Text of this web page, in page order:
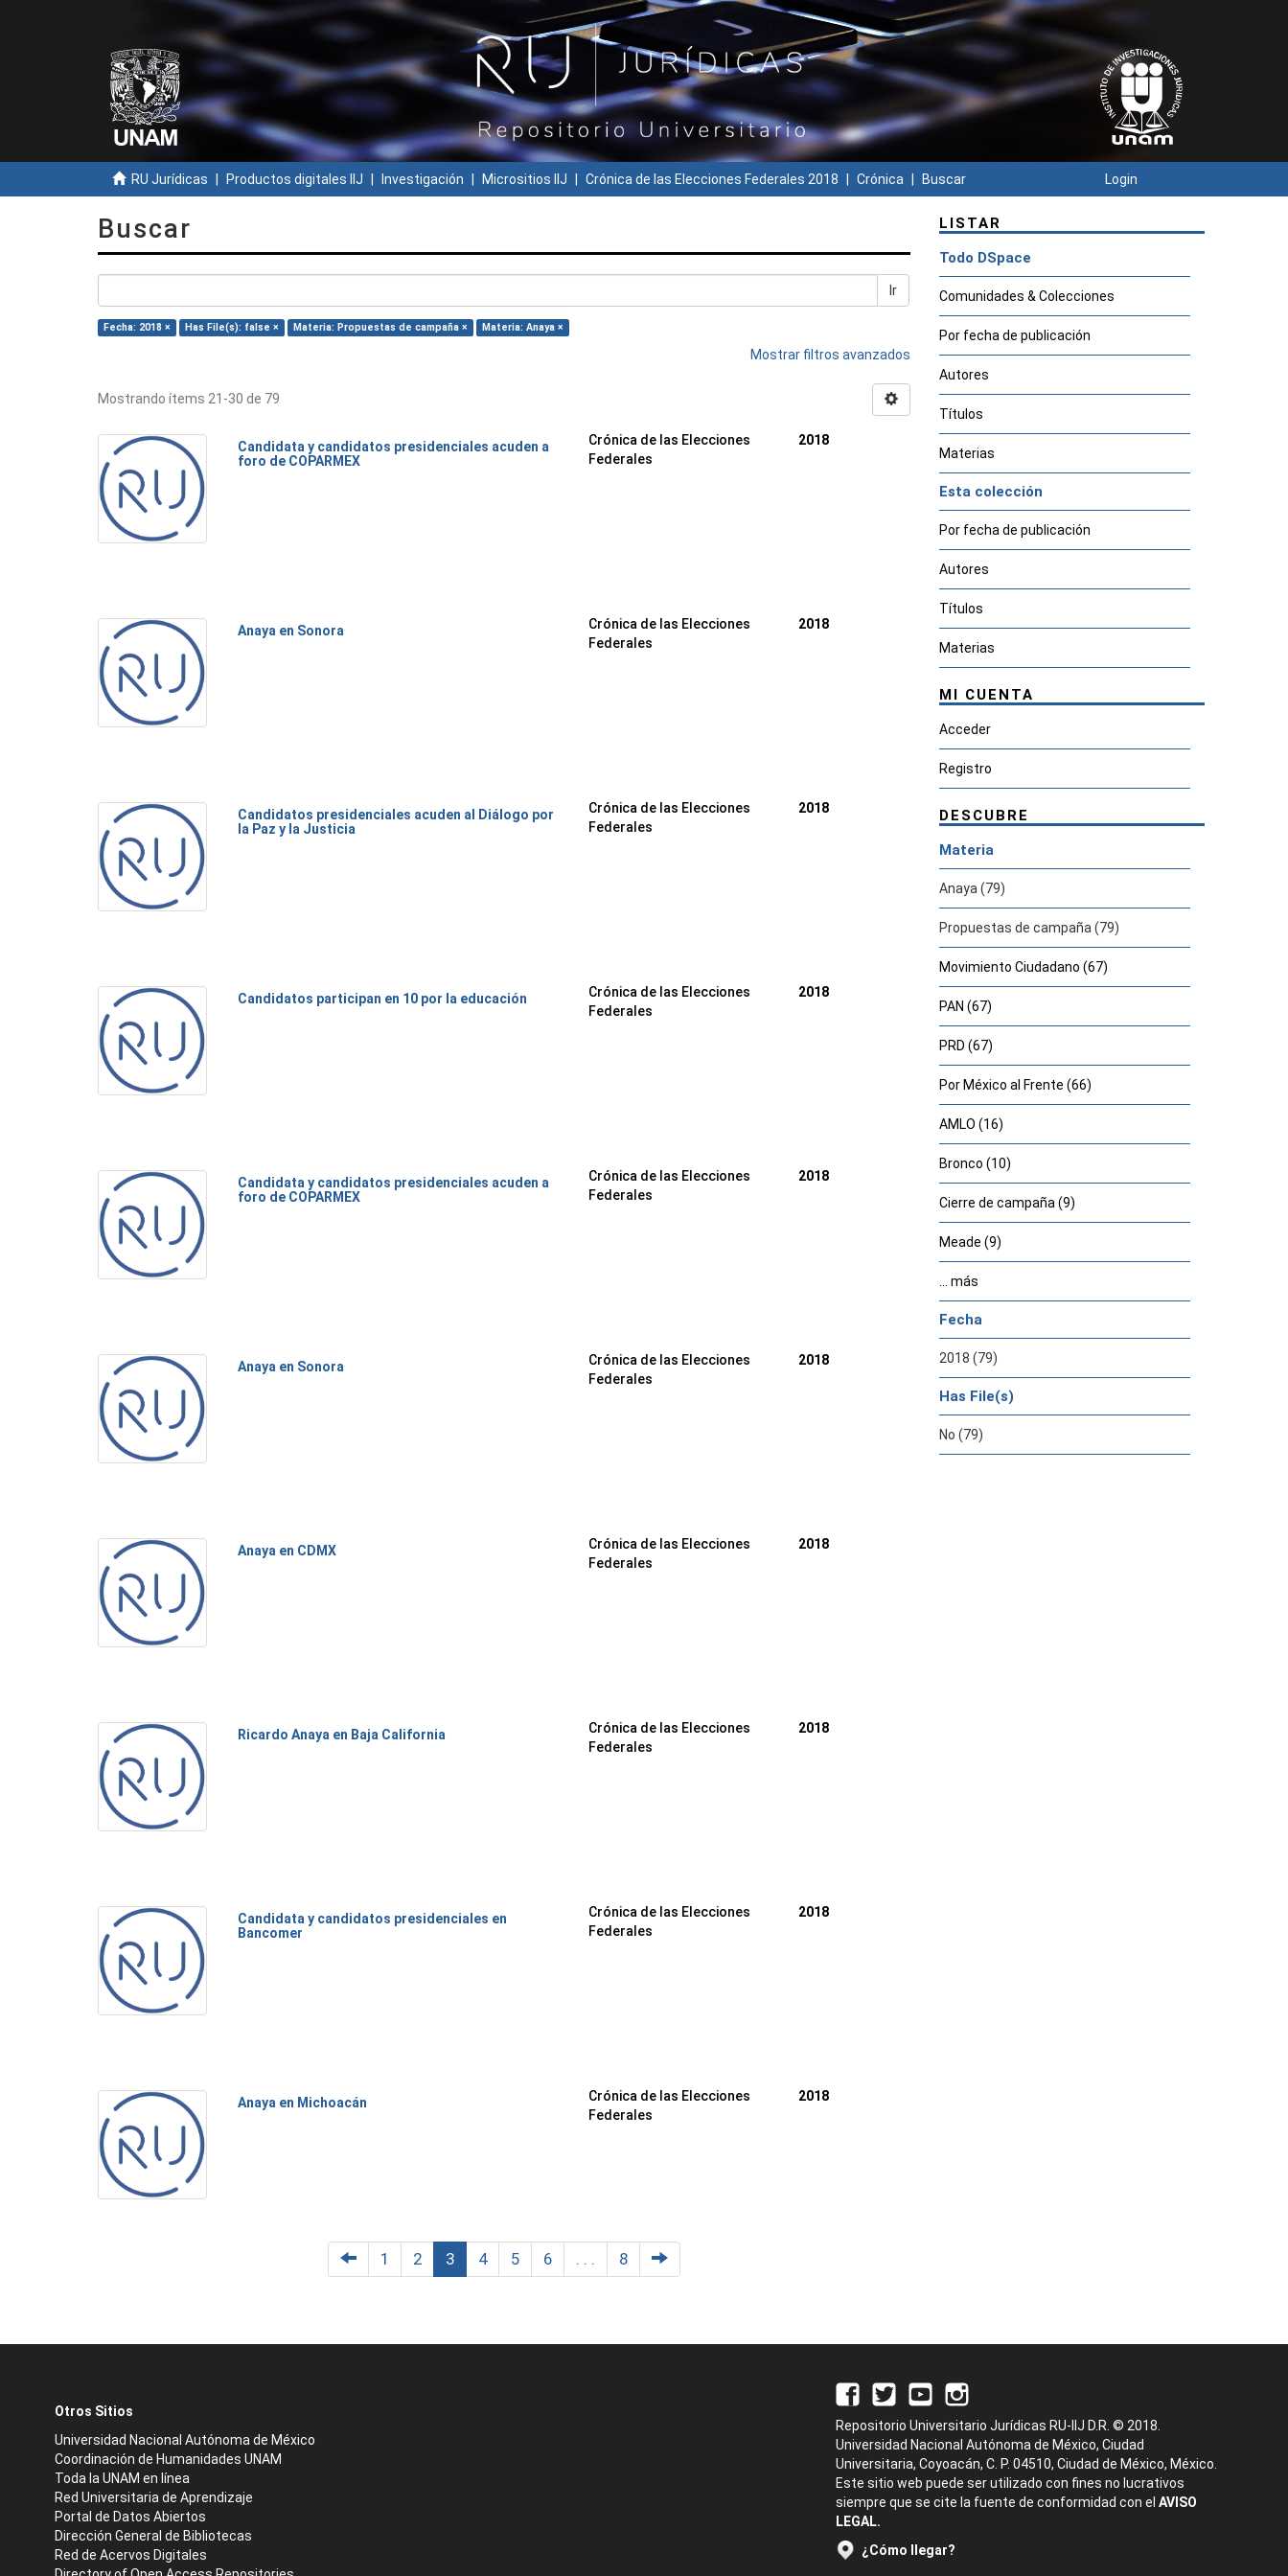
RU Jurídicas Productos digitales IIJ Investigación Micrositios IIJ Crónica de las Elecciones Federales 2018 Crónica Buscar Login
Buscar
Ir
Fecha: 2018 × Has File(s): false × Materia: Propuestas de campaña × Materia: Anaya ×
Mostrar filtros avanzados
Mostrando ítems 21-30 de 79
Candidata y candidatos presidenciales acuden a
foro de COPARMEX
Crónica de las Elecciones
Federales
2018
Anaya en Sonora
Crónica de las Elecciones
Federales
2018
Candidatos presidenciales acuden al Diálogo por
la Paz y la Justicia
Crónica de las Elecciones
Federales
2018
Candidatos participan en 10 por la educación
Crónica de las Elecciones
Federales
2018
Candidata y candidatos presidenciales acuden a
foro de COPARMEX
Crónica de las Elecciones
Federales
2018
Anaya en Sonora
Crónica de las Elecciones
Federales
2018
Anaya en CDMX
Crónica de las Elecciones
Federales
2018
Ricardo Anaya en Baja California
Crónica de las Elecciones
Federales
2018
Candidata y candidatos presidenciales en
Bancomer
Crónica de las Elecciones
Federales
2018
Anaya en Michoacán
Crónica de las Elecciones
Federales
2018
1 2 3 4 5 6 . . . 8
LISTAR
Todo DSpace
Comunidades & Colecciones
Por fecha de publicación
Autores
Títulos
Materias
Esta colección
Por fecha de publicación
Autores
Títulos
Materias
MI CUENTA
Acceder
Registro
DESCUBRE
Materia
Anaya (79)
Propuestas de campaña (79)
Movimiento Ciudadano (67)
PAN (67)
PRD (67)
Por México al Frente (66)
AMLO (16)
Bronco (10)
Cierre de campaña (9)
Meade (9)
... más
Fecha
2018 (79)
Has File(s)
No (79)
Otros Sitios
Universidad Nacional Autónoma de México
Coordinación de Humanidades UNAM
Toda la UNAM en línea
Red Universitaria de Aprendizaje
Portal de Datos Abiertos
Dirección General de Bibliotecas
Red de Acervos Digitales
Repositorio Universitario Jurídicas RU-IIJ D.R. © 2018.
Universidad Nacional Autónoma de México, Ciudad
Universitaria, Coyoacán, C. P. 04510, Ciudad de México, México.
Este sitio web puede ser utilizado con fines no lucrativos
siempre que se cite la fuente de conformidad con el AVISO
LEGAL.
¿Cómo llegar?